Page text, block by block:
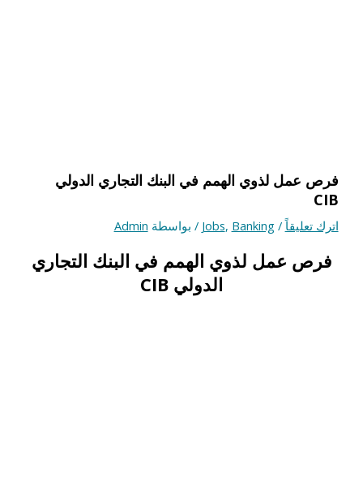
فرص عمل لذوي الهمم في البنك التجاري الدولي
CIB
اترك تعليقاً /
Jobs, Banking / بواسطة Admin
فرص عمل لذوي الهمم في البنك التجاري
الدولي CIB